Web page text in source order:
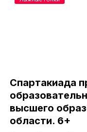
Спартакиада
высшего
области. 6+